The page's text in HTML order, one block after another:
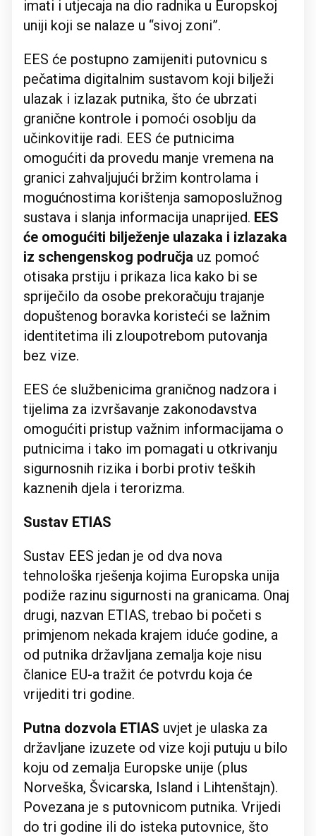
imati i utjecaja na dio radnika u Europskoj
uniji koji se nalaze u “sivoj zoni”.
EES će postupno zamijeniti putovnicu s
pečatima digitalnim sustavom koji bilježi
ulazak i izlazak putnika, što će ubrzati
granične kontrole i pomoći osoblju da
učinkovitije radi. EES će putnicima
omogućiti da provedu manje vremena na
granici zahvaljujući bržim kontrolama i
mogućnostima korištenja samoposlužnog
sustava i slanja informacija unaprijed. EES
će omogućiti bilježenje ulazaka i izlazaka
iz schengenskog područja uz pomoć
otisaka prstiju i prikaza lica kako bi se
spriječilo da osobe prekoračuju trajanje
dopuštenog boravka koristeći se lažnim
identitetima ili zloupotrebom putovanja
bez vize.
EES će službenicima graničnog nadzora i
tijelima za izvršavanje zakonodavstva
omogućiti pristup važnim informacijama o
putnicima i tako im pomagati u otkrivanju
sigurnosnih rizika i borbi protiv teških
kaznenih djela i terorizma.
Sustav ETIAS
Sustav EES jedan je od dva nova
tehnološka rješenja kojima Europska unija
podiže razinu sigurnosti na granicama. Onaj
drugi, nazvan ETIAS, trebao bi početi s
primjenom nekada krajem iduće godine, a
od putnika državljana zemalja koje nisu
članice EU-a tražit će potvrdu koja će
vrijediti tri godine.
Putna dozvola ETIAS uvjet je ulaska za
državljane izuzete od vize koji putuju u bilo
koju od zemalja Europske unije (plus
Norveška, Švicarska, Island i Lihtenštajn).
Povezana je s putovnicom putnika. Vrijedi
do tri godine ili do isteka putovnice, što